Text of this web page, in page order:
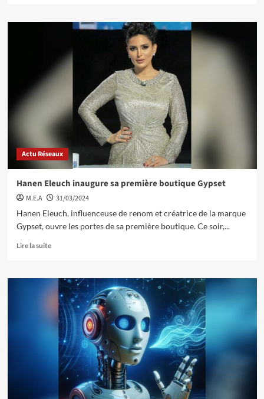
Actu Réseaux
Hanen Eleuch inaugure sa première boutique Gypset
M.E.A
31/03/2024
Hanen Eleuch, influenceuse de renom et créatrice de la marque
Gypset, ouvre les portes de sa première boutique. Ce soir,...
Lire la suite